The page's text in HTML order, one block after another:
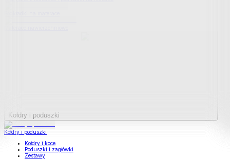
Kołdry i poduszki
Kołdry i poduszki
Kołdry i koce
Poduszki i zagłówki
Zestawy